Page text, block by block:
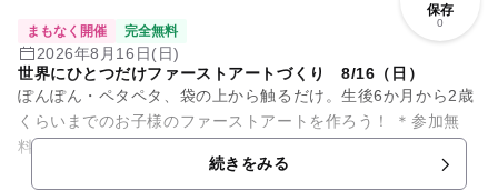
保存
0
まもなく開催 完全無料
2026年8月16日(日)
世界にひとつだけファーストアートづくり 8/16（日）
ぽんぽん・ペタペタ、袋の上から触るだけ。生後6か月から2歳
くらいまでのお子様のファーストアートを作ろう！ ＊参加無
料
続きをみる